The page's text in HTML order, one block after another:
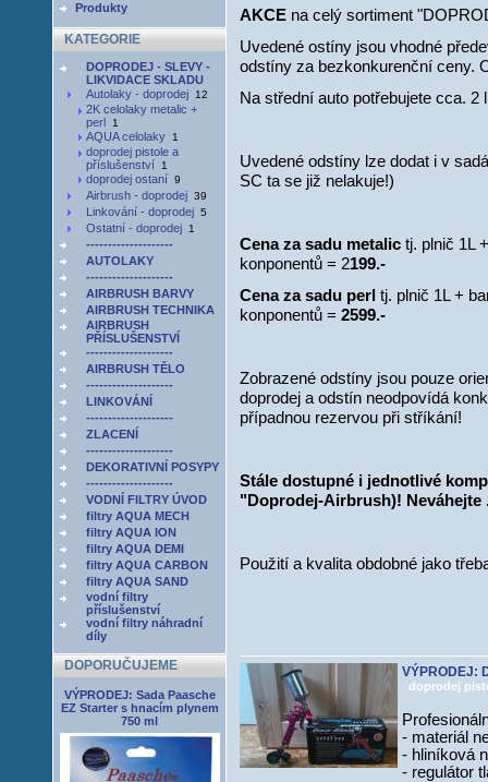
Produkty
KATEGORIE
DOPRODEJ - SLEVY -
LIKVIDACE SKLADU
Autolaky - doprodej 12
2K celolaky metalic +
perl 1
AQUA celolaky 1
doprodej pistole a
příslušenství 1
doprodej ostaní 9
Airbrush - doprodej 39
Linkování - doprodej 5
Ostatní - doprodej 1
--------------------
AUTOLAKY
--------------------
AIRBRUSH BARVY
AIRBRUSH TECHNIKA
AIRBRUSH
PŘÍSLUŠENSTVÍ
--------------------
AIRBRUSH TĚLO
--------------------
LINKOVÁNÍ
--------------------
ZLACENÍ
--------------------
DEKORATIVNÍ POSYPY
--------------------
VODNÍ FILTRY ÚVOD
filtry AQUA MECH
filtry AQUA ION
filtry AQUA DEMI
filtry AQUA CARBON
filtry AQUA SAND
vodní filtry
příslušenství
vodní filtry náhradní
díly
DOPORUČUJEME
VÝPRODEJ: Sada Paasche
EZ Starter s hnacím plynem
750 ml
AKCE na celý sortiment
Uvedené ostíny jsou vhodné
odstíny za bezkonkurenční ceny.
Na střední auto potřebujete cca. 2
Uvedené odstíny lze dodat i v
SC ta se již nelakuje!)
Cena za sadu metalic tj. plnič 1L
konponentů = 2199.-
Cena za sadu perl tj. plnič 1L +
konponentů = 2599.-
Zobrazené odstíny jsou pouze
doprodej a odstín neodpovídá
případnou rezervou při stříkání!
Stále dostupné i jednotlivé
"Doprodej-Airbrush)! Neváhejte
Použití a kvalita obdobné jako
VÝPRODEJ:
doprodej
- materiál
- hliníková
- regulátor